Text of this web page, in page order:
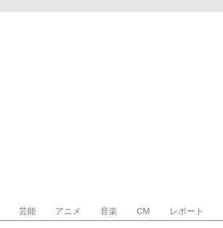
芸能 アニメ 音楽 CM レポート